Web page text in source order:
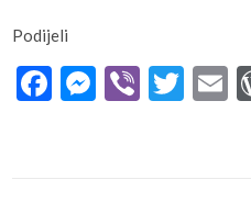
Podijeli
Facebook
Viber